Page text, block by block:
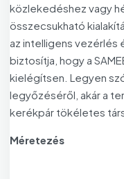
közlekedéshez vagy
összecsukható
az intelligens vezérlés
biztosítja, hogy a
kielégítsen. Legyen
legyőzéséről, akár a
kerékpár tökéletes
Méretezés